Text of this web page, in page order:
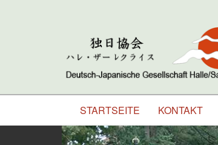
STARTSEITE KONTAKT